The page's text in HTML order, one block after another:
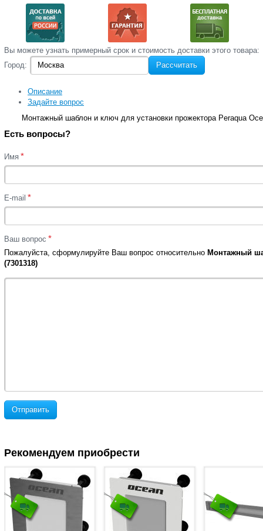
Вы‌ можете‌ узнать‌ примерный срок и стоимость‌ доставки этого товара:
Город:
Рассчитать
Описание
Задайте вопрос
Монтажный шаблон и ключ для установки прожектора Peraqua
Есть вопросы?
Имя *
E-mail *
Ваш вопрос *
Пожалуйста, сформулируйте Ваш вопрос относительно Монтажный
(7301318)
Отправить
Рекомендуем приобрести